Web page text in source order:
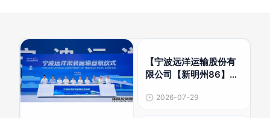
【宁波远洋运输股份有
限公司【新明州86】轮
件预公示
2026-07-29